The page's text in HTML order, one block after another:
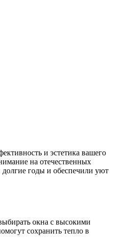
и эстетика вашего
на отечественных
годы и обеспечили уют
окна с высокими
сохранить тепло в